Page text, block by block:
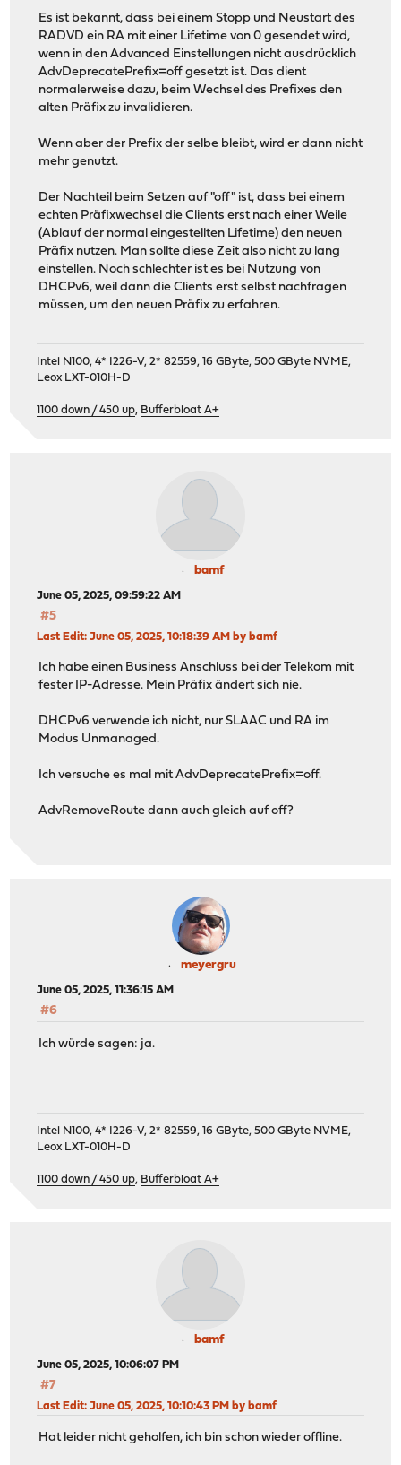
Es ist bekannt, dass bei einem Stopp und Neustart des
RADVD ein RA mit einer Lifetime von 0 gesendet wird,
wenn in den Advanced Einstellungen nicht ausdrücklich
AdvDeprecatePrefix=off gesetzt ist. Das dient
normalerweise dazu, beim Wechsel des Prefixes den
alten Präfix zu invalidieren.
Wenn aber der Prefix der selbe bleibt, wird er dann nicht
mehr genutzt.
Der Nachteil beim Setzen auf "off" ist, dass bei einem
echten Präfixwechsel die Clients erst nach einer Weile
(Ablauf der normal eingestellten Lifetime) den neuen
Präfix nutzen. Man sollte diese Zeit also nicht zu lang
einstellen. Noch schlechter ist es bei Nutzung von
DHCPv6, weil dann die Clients erst selbst nachfragen
müssen, um den neuen Präfix zu erfahren.
Intel N100, 4* I226-V, 2* 82559, 16 GByte, 500 GByte NVME,
Leox LXT-010H-D
1100 down / 450 up, Bufferbloat A+
bamf
June 05, 2025, 09:59:22 AM
#5
Last Edit: June 05, 2025, 10:18:39 AM by bamf
Ich habe einen Business Anschluss bei der Telekom mit
fester IP-Adresse. Mein Präfix ändert sich nie.
DHCPv6 verwende ich nicht, nur SLAAC und RA im
Modus Unmanaged.
Ich versuche es mal mit AdvDeprecatePrefix=off.
AdvRemoveRoute dann auch gleich auf off?
meyergru
June 05, 2025, 11:36:15 AM
#6
Ich würde sagen: ja.
Intel N100, 4* I226-V, 2* 82559, 16 GByte, 500 GByte NVME,
Leox LXT-010H-D
1100 down / 450 up, Bufferbloat A+
bamf
June 05, 2025, 10:06:07 PM
#7
Last Edit: June 05, 2025, 10:10:43 PM by bamf
Hat leider nicht geholfen, ich bin schon wieder offline.